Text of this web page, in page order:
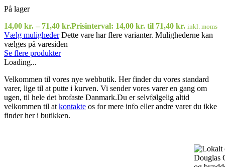
På lager
14,00 kr. – 71,40 kr.Prisinterval: 14,00 kr. til 71,40 kr. inkl. moms
Vælg muligheder Dette vare har flere varianter. Mulighederne kan
vælges på varesiden
Se flere produkter
Loading...
Velkommen til vores nye webbutik. Her finder du vores standard
varer, lige til at putte i kurven. Vi sender vores varer en gang om
ugen, til hele det brofaste Danmark.Du er selvfølgelig altid
velkommen til at kontakte os for mere info eller andre varer du ikke
finder her i butikken.